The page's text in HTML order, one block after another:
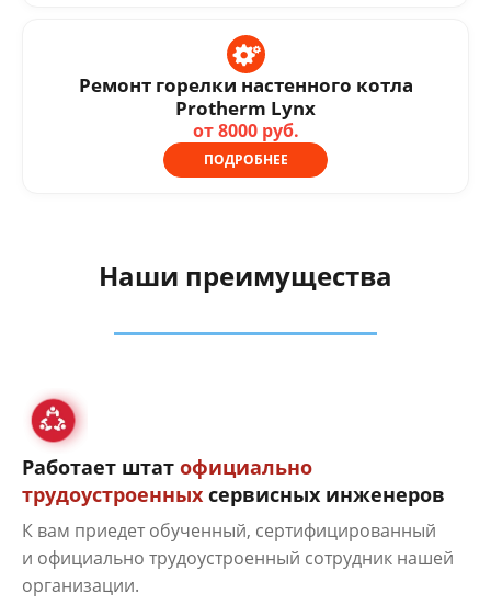
Ремонт горелки настенного котла
Protherm Lynx
от 8000 руб.
ПОДРОБНЕЕ
Наши преимущества
Работает штат официально
трудоустроенных сервисных инженеров
К вам приедет обученный, сертифицированный
и официально трудоустроенный сотрудник нашей
организации.